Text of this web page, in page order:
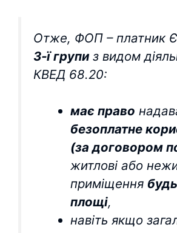
Отже, ФОП – платник
3‑ї групи з видом
КВЕД 68.20:
має право
безоплатне
(за договором
житлові або
приміщення
площі,
навіть якщо